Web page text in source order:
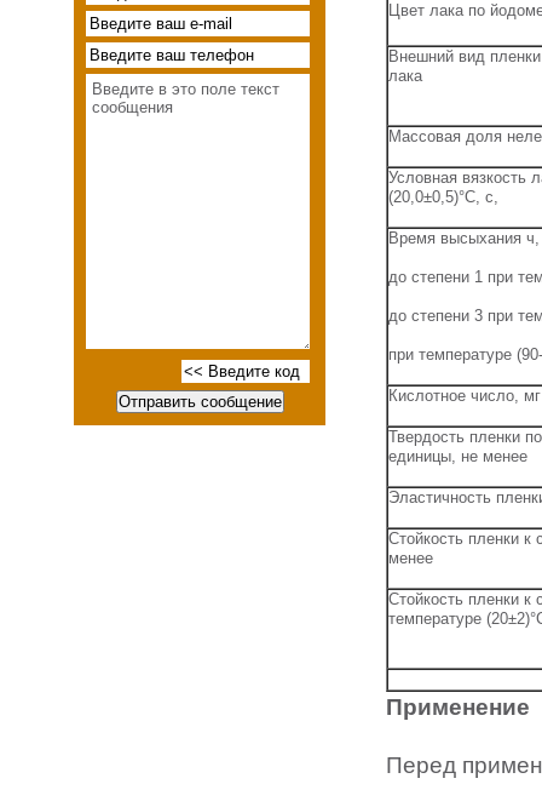
Цвет лака по
Внешний вид пленки
лака
Массовая доля
Условная вязкость
(20,0±0,5)°С, с,
Время высыхания
до степени 1 при
до степени 3 при
при температуре
Кислотное число,
Твердость пленки
единицы, не менее
Эластичность
Стойкость пленки к
менее
Стойкость пленки к
температуре
Применение
Перед